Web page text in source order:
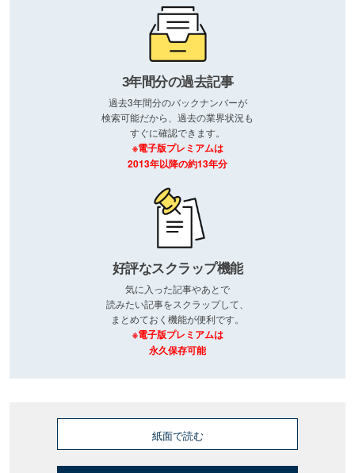
3年間分の過去記事
過去3年間分のバックナンバーが
検索可能だから、過去の業界状況も
すぐに確認できます。
※電子版プレミアムは
2013年以降の約13年分
好評なスクラップ機能
気に入った記事やあとで
読みたい記事をスクラップして、
まとめておく機能が便利です。
※電子版プレミアムは
永久保存可能
紙面で読む